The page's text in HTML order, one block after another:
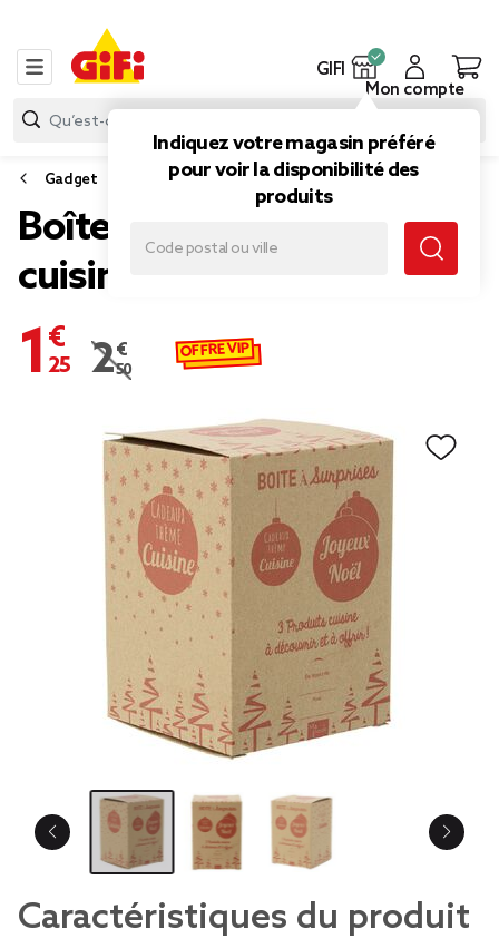
GIFI
Indiquez votre magasin préféré
pour voir la disponibilité des
produits
Mon compte
Gadget
Boîte cadeau surprise
cuisine
1,25 €
Prix remisé de 2,50 € à 1,25 €
2,50 € OFFRE VIP
Caractéristiques du produit